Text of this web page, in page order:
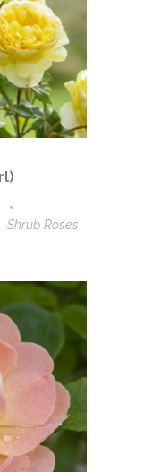
Shrub Roses